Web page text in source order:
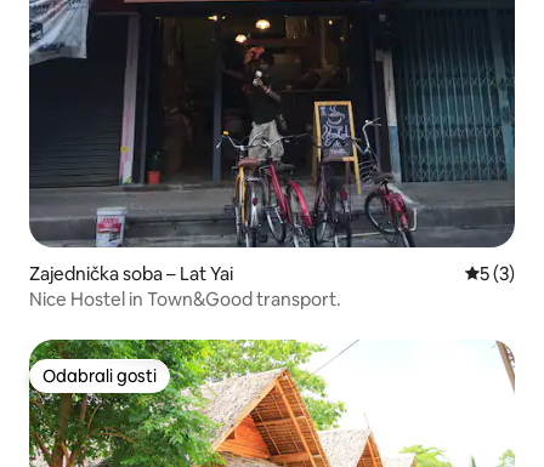
Zajednička soba – Lat Yai
5 (3)
Nice Hostel in Town&Good transport.
Odabrali gosti
Odabrali gosti